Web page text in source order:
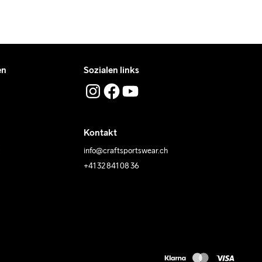
Sozialen links
Kontakt
info@craftsportswear.ch
+41 32 841 08 36